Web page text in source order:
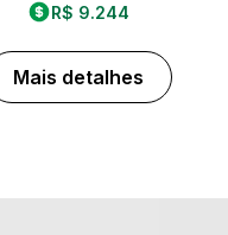
R$ 9.244
Mais detalhes